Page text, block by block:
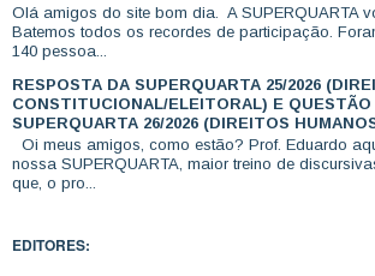
Olá amigos do site bom dia. A SUPERQUARTA
Batemos todos os recordes de participação.
140 pessoa...
RESPOSTA DA SUPERQUARTA 25/2026
CONSTITUCIONAL/ELEITORAL) E QUESTÃO
SUPERQUARTA 26/2026 (DIREITOS
Oi meus amigos, como estão? Prof. Eduardo
nossa SUPERQUARTA, maior treino de
que, o pro...
EDITORES: